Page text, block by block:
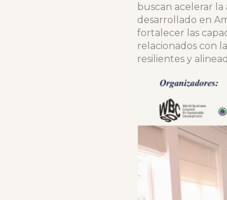
buscan acelerar
desarrollado en
fortalecer las
relacionados con
resilientes y